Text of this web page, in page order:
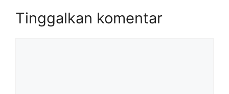
Tinggalkan komentar